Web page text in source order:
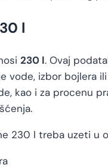
l
230 l. Ovaj
vode, izbor bojlera
kao i za procenu
230 l treba uzeti u